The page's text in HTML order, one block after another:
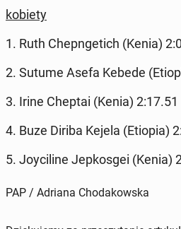
kobiety
1. Ruth Chep­ngetich (Kenia)
2. Sutume Asefa Kebede
3. Irine Cheptai (Kenia) 2:17.51
4. Buze Diriba Kejela (Etiopia)
5. Joy­ci­line Jep­kos­gei (Kenia)
PAP / Adriana Chodakowska